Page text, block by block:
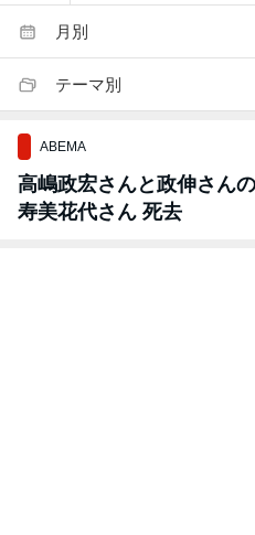
月別
テーマ別
ABEMA
高嶋政宏さんと政伸さん
寿美花代さん 死去